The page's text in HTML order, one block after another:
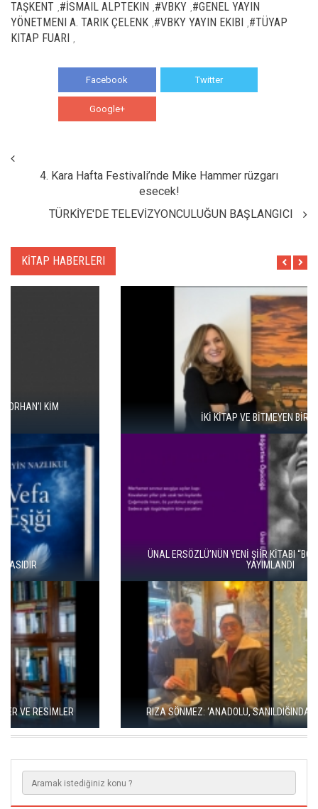
TAŞKENT #İSMAIL ALPTEKIN #VBKY #GENEL YAYIN
YÖNETMENI A. TARIK ÇELENK #VBKY YAYIN EKIBI #TÜYAP
KITAP FUARI
Facebook Twitter
Google+
4. Kara Hafta Festivali’nde Mike Hammer rüzgarı
esecek!
TÜRKİYE'DE TELEVİZYONCULUĞUN BAŞLANGICI
KİTAP HABERLERI
İKİ KİTAP VE BİTMEYEN BİR ENERJİ
ÜNAL ERSÖZLÜ’NÜN YENİ ŞİİR KİTABI “BÖĞÜRTLEN ÖPÜCÜĞÜ”
RIZA SÖNMEZ: ‘ANADOLU, SANILDIĞINDAN ÇOK DAHA VEGAN"